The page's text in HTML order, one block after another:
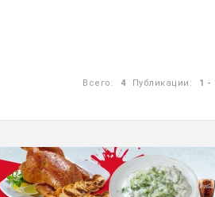
Всего: 4 Публикации: 1 -